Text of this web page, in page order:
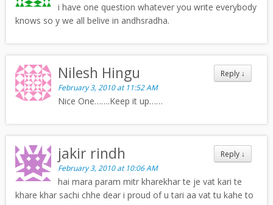
i have one question whatever you write everybody
knows so y we all belive in andhsradha.
Reply ↓
Nilesh Hingu
February 3, 2010 at 11:52 AM
Nice One…….Keep it up……
Reply ↓
jakir rindh
February 3, 2010 at 10:06 AM
hai mara param mitr kharekhar te je vat kari te
khare khar sachi chhe dear i proud of u tari aa vat tu kahe to